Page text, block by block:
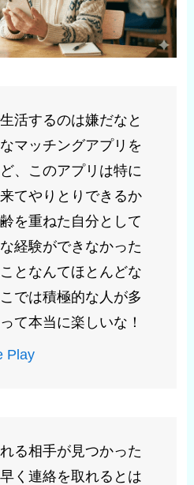
活するのは嫌だなと
マッチングアプリを
、このアプリは特に
てやりとりできるか
を重ねた自分として
経験ができなかった
となんてほとんどな
では積極的な人が多
て本当に楽しいな！
Play
る相手が見つかった
く連絡を取れるとは